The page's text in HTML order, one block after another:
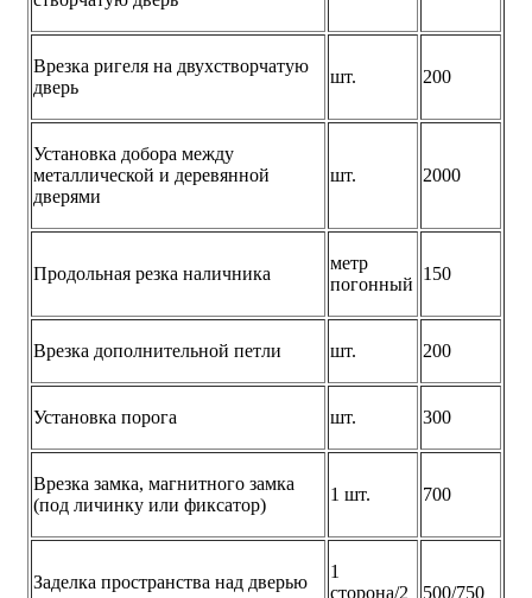
Врезка ригеля на двухстворчатую
дверь
шт. 200
Установка добора между
металлической и деревянной
дверями
шт. 2000
Продольная резка наличника
метр
погонный
150
Врезка дополнительной петли шт. 200
Установка порога шт. 300
Врезка замка, магнитного замка
(под личинку или фиксатор)
1 шт. 700
Заделка пространства над дверью
1
сторона/2
500/750